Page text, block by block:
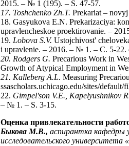
2015. – № 1 (195). – S. 47-57.
17. Toshchenko Zh.T. Prekariat –
18. Gasyukova E.N. Prekarizaciya:
upravlencheskoe proektirovanie. –
19. Lobova S.V. Ustojchivost'
i upravlenie. – 2016. – № 1. – C. 5-22.
20. Rodgers G. Precarious Work in
Growth of Atypical Employment in
21. Kalleberg A.L. Measuring
ssascholars.uchicago.edu/sites/
22. Gimpel'son V.E., Kapelyushnikov
– № 1. – S. 3-15.
Оценка привлекательности
Быкова М.В., аспирантка кафедры
исследовательского